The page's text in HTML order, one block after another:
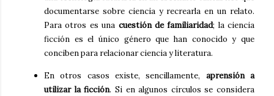
documentarse sobre ciencia y recrearla en un relato.
Para otros es una cuestión de familiaridad; la ciencia
ficción es el único género que han conocido y que
conciben para relacionar ciencia y literatura.
En otros casos existe, sencillamente, aprensión a
utilizar la ficción. Si en algunos círculos se considera